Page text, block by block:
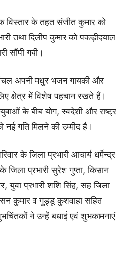
विस्तार के तहत संजीत कुमार को
तथा दिलीप कुमार को पकड़ीदयाल
सौंपी गयी।
अपनी मधुर भजन गायकी और
क्षेत्र में विशेष पहचान रखते हैं।
के बीच योग, स्वदेशी और राष्ट्र
नई गति मिलने की उम्मीद है।
के जिला प्रभारी आचार्य धर्मेन्द्र
के जिला प्रभारी सुरेश गुप्ता, किसान
युवा प्रभारी शशि सिंह, सह जिला
कुमार व गुड्डू कुशवाहा सहित
ने उन्हें बधाई एवं शुभकामनाएं